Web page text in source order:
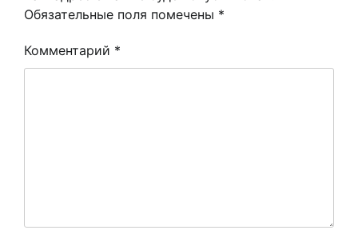
Обязательные поля помечены *
Комментарий *